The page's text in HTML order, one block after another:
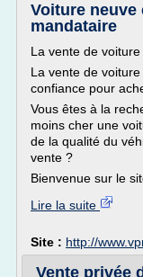
Voiture neuve
mandataire
La vente de
La vente de
confiance pour
Vous êtes à la
moins cher une
de la qualité du
vente ?
Bienvenue sur le
Lire la suite
Site : http://
Vente privée